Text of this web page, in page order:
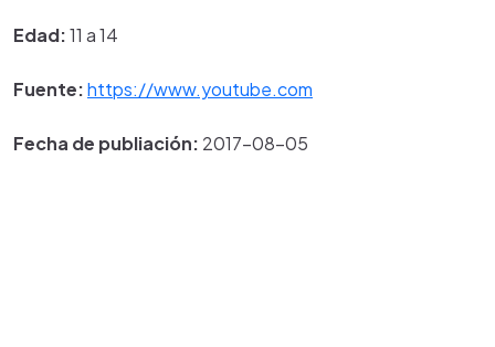
Edad:11 a 14
Fuente:https://www.youtube.com
Fecha de publiación: 2017-08-05